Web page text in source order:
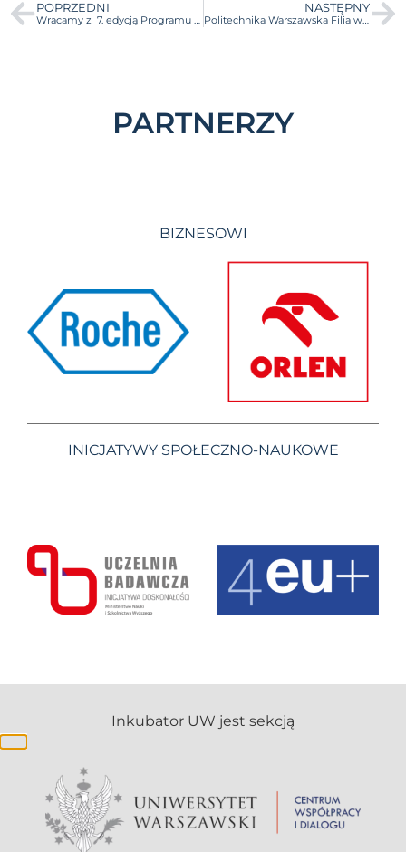
POPRZEDNI
Wracamy z 7. edycją Programu Grantowego Laboratorium Pomysłów!
NASTĘPNY
Politechnika Warszawska Filia w Płocku dołącza do programu BraveCamp dzięki współpracy z ORLENEM!
PARTNERZY
BIZNESOWI
INICJATYWY SPOŁECZNO-NAUKOWE